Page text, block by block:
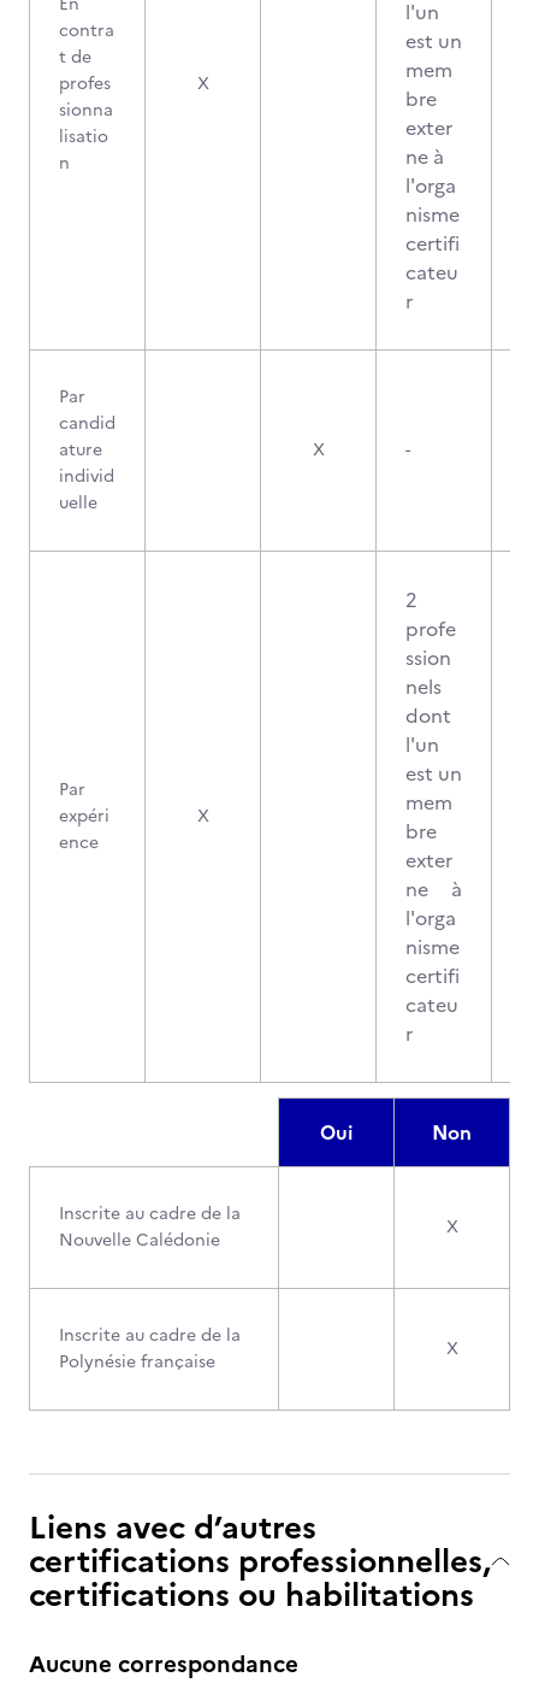
contra
t de
profes
sionna
lisatio
n
X
l'un
est un
mem
bre
exter
ne à
l'orga
nisme
certifi
cateu
r
Par
candid
ature
individ
uelle
X -
Par
expéri
ence
X
2
profe
ssion
nels
dont
l'un
est un
mem
bre
exter
ne à
l'orga
nisme
certifi
cateu
r
Oui Non
Inscrite au cadre de la
Nouvelle Calédonie
X
Inscrite au cadre de la
Polynésie française
X
Liens avec d’autres
certifications professionnelles,
certifications ou habilitations
Aucune correspondance